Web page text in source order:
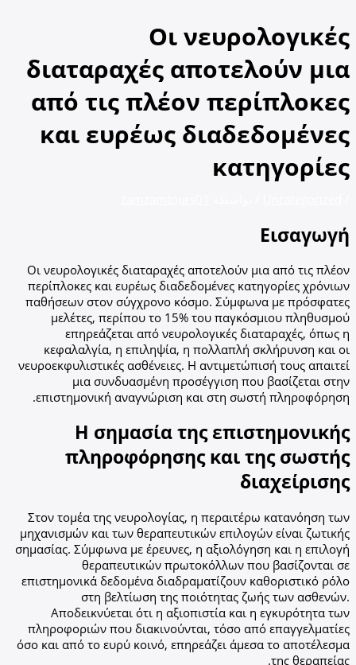
إلى
المحتوى
Οι νευρολογικές
διαταραχές αποτελούν μια
από τις πλέον περίπλοκες
και ευρέως διαδεδομένες
κατηγορίες
Εισαγωγή
Οι νευρολογικές διαταραχές αποτελούν μια από τις πλέον
περίπλοκες και ευρέως διαδεδομένες κατηγορίες χρόνιων
παθήσεων στον σύγχρονο κόσμο. Σύμφωνα με πρόσφατες
μελέτες, περίπου το 15% του παγκόσμιου πληθυσμού
επηρεάζεται από νευρολογικές διαταραχές, όπως η
κεφαλαλγία, η επιληψία, η πολλαπλή σκλήρυνση και οι
νευροεκφυλιστικές ασθένειες. Η αντιμετώπισή τους απαιτεί
μια συνδυασμένη προσέγγιση που βασίζεται στην
επιστημονική αναγνώριση και στη σωστή πληροφόρηση.
Η σημασία της επιστημονικής
πληροφόρησης και της σωστής
διαχείρισης
Στον τομέα της νευρολογίας, η περαιτέρω κατανόηση των
μηχανισμών και των θεραπευτικών επιλογών είναι ζωτικής
σημασίας. Σύμφωνα με έρευνες, η αξιολόγηση και η επιλογή
θεραπευτικών πρωτοκόλλων που βασίζονται σε
επιστημονικά δεδομένα διαδραματίζουν καθοριστικό ρόλο
στη βελτίωση της ποιότητας ζωής των ασθενών.
Αποδεικνύεται ότι η αξιοπιστία και η εγκυρότητα των
πληροφοριών που διακινούνται, τόσο από επαγγελματίες
όσο και από το ευρύ κοινό, επηρεάζει άμεσα το αποτέλεσμα
της θεραπείας.